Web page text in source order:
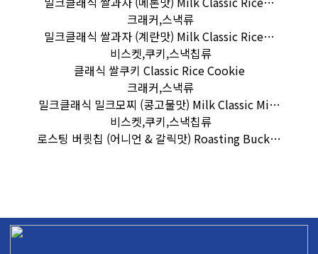
크래커,스낵류
밀크클래식 쌀과자 (계란맛) Milk Classic Rice…
비스켓,쿠키,스낵칩류
클래식 쌀쿠키 Classic Rice Cookie
크래커,스낵류
밀크클래식 밀크모찌 (콩고물맛) Milk Classic Mi…
비스켓,쿠키,스낵칩류
로스팅 버큇칩 (어니언 & 갈릭맛) Roasting Buck…